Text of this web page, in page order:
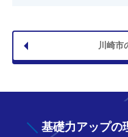
川崎市
基礎力アップの